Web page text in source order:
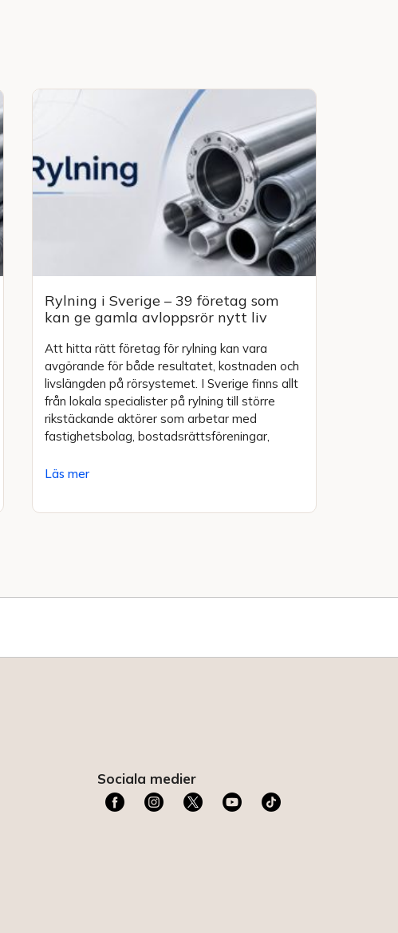
Rylning i Sverige – 39 företag som
kan ge gamla avloppsrör nytt liv
Att hitta rätt företag för rylning kan vara
avgörande för både resultatet, kostnaden och
livslängden på rörsystemet. I Sverige finns allt
från lokala specialister på rylning till större
rikstäckande aktörer som arbetar med
fastighetsbolag, bostadsrättsföreningar,
Läs mer
Sociala medier